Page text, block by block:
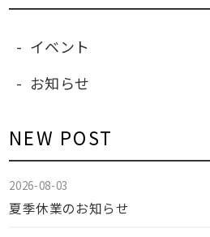
イベント
お知らせ
NEW POST
2026-08-03
夏季休業のお知らせ